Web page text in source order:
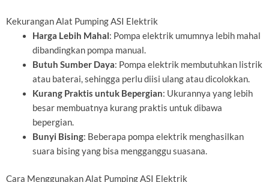
Kekurangan Alat Pumping ASI Elektrik
Harga Lebih Mahal: Pompa elektrik umumnya lebih mahal
dibandingkan pompa manual.
Butuh Sumber Daya: Pompa elektrik membutuhkan listrik
atau baterai, sehingga perlu diisi ulang atau dicolokkan.
Kurang Praktis untuk Bepergian: Ukurannya yang lebih
besar membuatnya kurang praktis untuk dibawa
bepergian.
Bunyi Bising: Beberapa pompa elektrik menghasilkan
suara bising yang bisa mengganggu suasana.
Cara Menggunakan Alat Pumping ASI Elektrik